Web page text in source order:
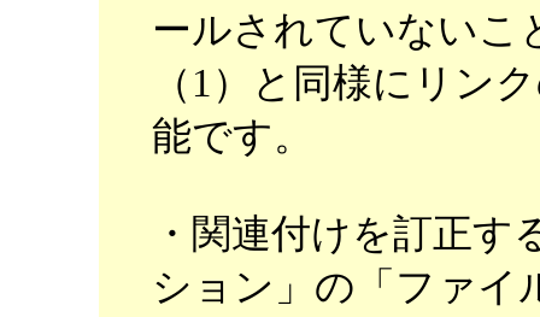
ールされていないこ
（1）と同様にリン
能です。
・関連付けを訂正
ション」の「ファイ